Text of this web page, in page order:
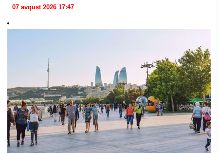
07 avqust 2026 17:47